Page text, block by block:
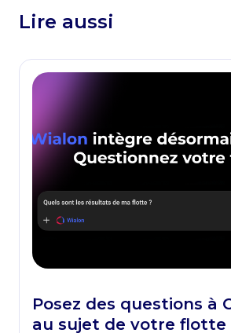
Lire aussi
Posez des questions à
au sujet de votre flotte